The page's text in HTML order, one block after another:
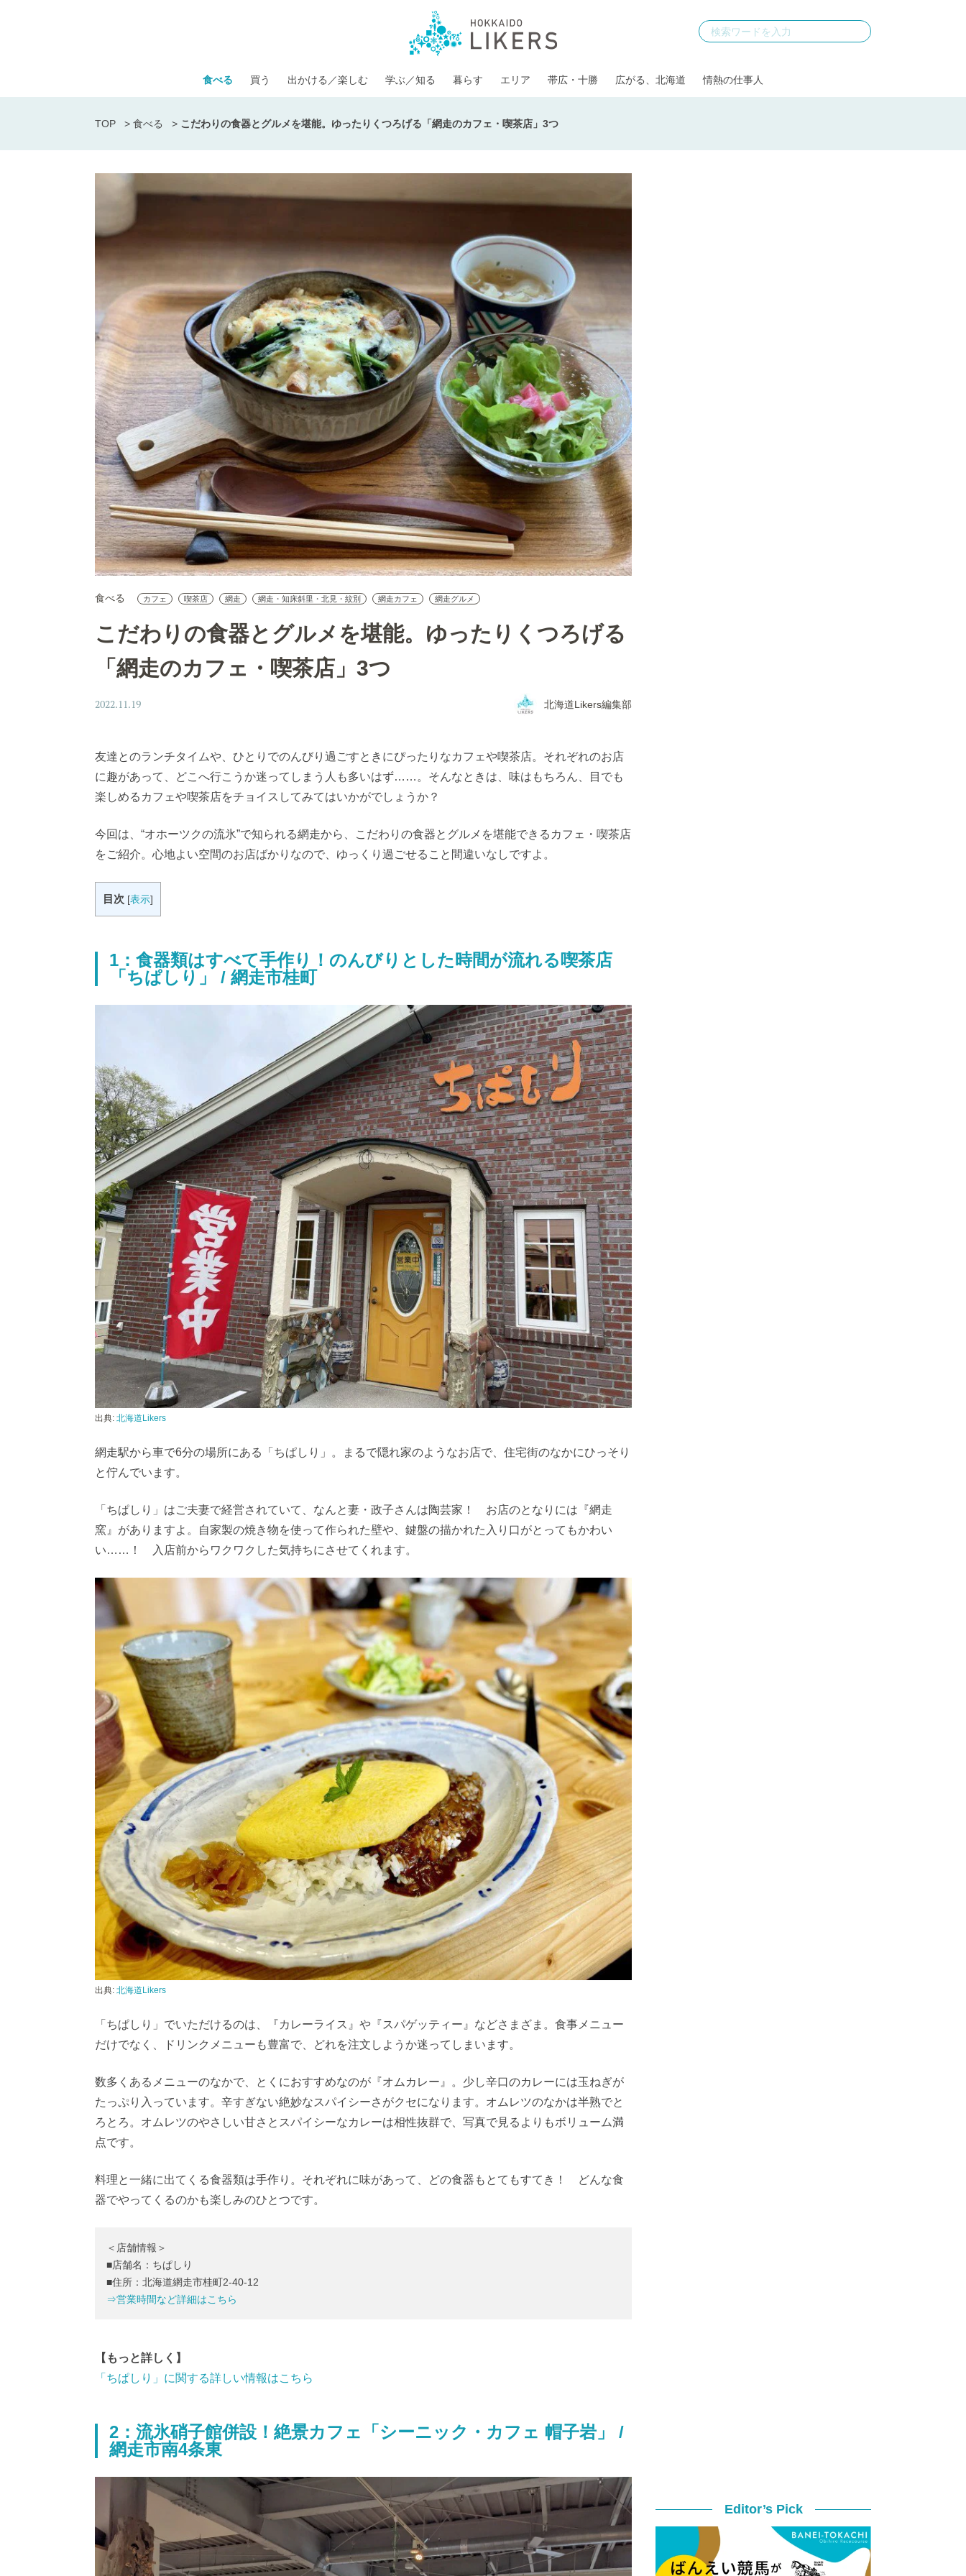
食べる 買う 出かける／楽しむ 学ぶ／知る 暮らす エリア 帯広・十勝 広がる、北海道 情熱の仕事人
TOP > 食べる > こだわりの食器とグルメを堪能。ゆったりくつろげる「網走のカフェ・喫茶店」3つ
食べる カフェ 喫茶店 網走 網走・知床斜里・北見・紋別 網走カフェ 網走グルメ
こだわりの食器とグルメを堪能。ゆったりくつろげる
「網走のカフェ・喫茶店」3つ
2022.11.19 北海道Likers編集部
友達とのランチタイムや、ひとりでのんびり過ごすときにぴったりなカフェや喫茶店。それぞれのお店
に趣があって、どこへ行こうか迷ってしまう人も多いはず……。そんなときは、味はもちろん、目でも
楽しめるカフェや喫茶店をチョイスしてみてはいかがでしょうか？
今回は、“オホーツクの流氷”で知られる網走から、こだわりの食器とグルメを堪能できるカフェ・喫茶店
をご紹介。心地よい空間のお店ばかりなので、ゆっくり過ごせること間違いなしですよ。
目次 [表示]
1：食器類はすべて手作り！のんびりとした時間が流れる喫茶店
「ちぱしり」 / 網走市桂町
出典: 北海道Likers
網走駅から車で6分の場所にある「ちぱしり」。まるで隠れ家のようなお店で、住宅街のなかにひっそり
と佇んでいます。
「ちぱしり」はご夫妻で経営されていて、なんと妻・政子さんは陶芸家！ お店のとなりには『網走
窯』がありますよ。自家製の焼き物を使って作られた壁や、鍵盤の描かれた入り口がとってもかわい
い……！ 入店前からワクワクした気持ちにさせてくれます。
出典: 北海道Likers
「ちぱしり」でいただけるのは、『カレーライス』や『スパゲッティー』などさまざま。食事メニュー
だけでなく、ドリンクメニューも豊富で、どれを注文しようか迷ってしまいます。
数多くあるメニューのなかで、とくにおすすめなのが『オムカレー』。少し辛口のカレーには玉ねぎが
たっぷり入っています。辛すぎない絶妙なスパイシーさがクセになります。オムレツのなかは半熟でと
ろとろ。オムレツのやさしい甘さとスパイシーなカレーは相性抜群で、写真で見るよりもボリューム満
点です。
料理と一緒に出てくる食器類は手作り。それぞれに味があって、どの食器もとてもすてき！ どんな食
器でやってくるのかも楽しみのひとつです。
＜店舗情報＞
■店舗名：ちぱしり
■住所：北海道網走市桂町2-40-12
⇒営業時間など詳細はこちら
【もっと詳しく】
「ちぱしり」に関する詳しい情報はこちら
2：流氷硝子館併設！絶景カフェ「シーニック・カフェ 帽子岩」 /
網走市南4条東
Editor’s Pick